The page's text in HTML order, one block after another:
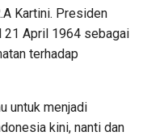
Kartini. Presiden
21 April 1964 sebagai
terhadap
untuk menjadi
kini, nanti dan